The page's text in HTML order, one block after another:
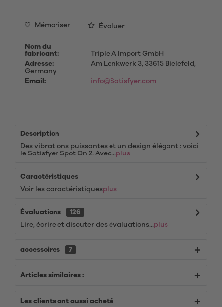
Mémoriser Évaluer
Nom du
fabricant:
Triple A Import GmbH
Adresse:
Am Lenkwerk 3, 33615 Bielefeld,
Germany
Email:
info@Satisfyer.com
Description
Des vibrations puissantes et un design élégant : voici
le Satisfyer Spot On 2. Avec...plus
Caractéristiques
Voir les caractéristiquesplus
Évaluations
126
Lire, écrire et discuter des évaluations...plus
accessoires 7
Articles similaires :
Les clients ont aussi acheté